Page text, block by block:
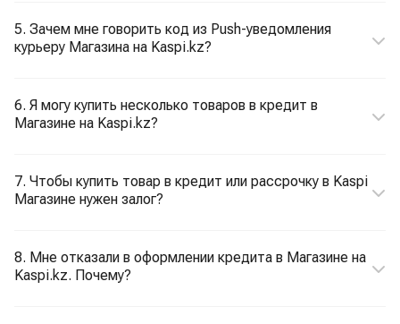
5. Зачем мне говорить код из Push-уведомления
курьеру Магазина на Kaspi.kz?
6. Я могу купить несколько товаров в кредит в
Магазине на Kaspi.kz?
7. Чтобы купить товар в кредит или рассрочку в Kaspi
Магазине нужен залог?
8. Мне отказали в оформлении кредита в Магазине на
Kaspi.kz. Почему?